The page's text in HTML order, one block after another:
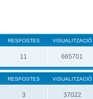
RESPOSTES VISUALITZACIÓ
11 665701
RESPOSTES VISUALITZACIÓ
3 37022